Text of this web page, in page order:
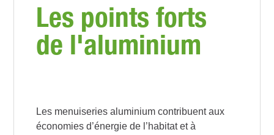
Les points forts
de l'aluminium
Les menuiseries aluminium contribuent aux
économies d’énergie de l’habitat et à